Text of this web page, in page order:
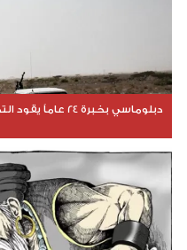
دبلوماسي بخبرة 24 عاماً يقود التحرك الأمريكي الجديد في اليمن